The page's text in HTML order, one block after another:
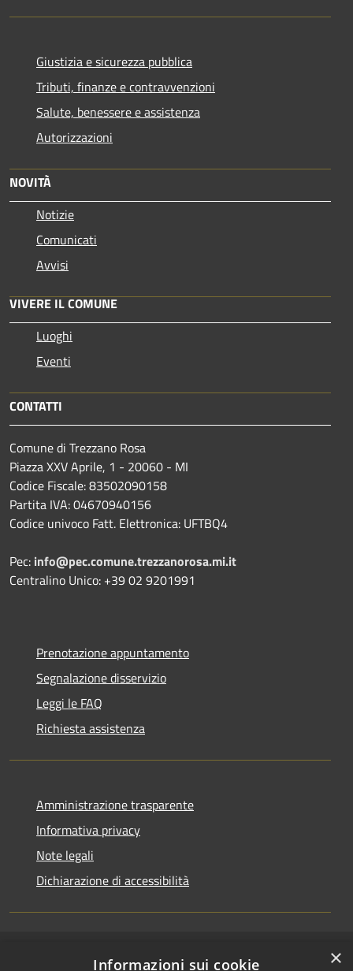
Giustizia e sicurezza pubblica
Tributi, finanze e contravvenzioni
Salute, benessere e assistenza
Autorizzazioni
NOVITÀ
Notizie
Comunicati
Avvisi
VIVERE IL COMUNE
Luoghi
Eventi
CONTATTI
Comune di Trezzano Rosa
Piazza XXV Aprile, 1 - 20060 - MI
Codice Fiscale: 83502090158
Partita IVA: 04670940156
Codice univoco Fatt. Elettronica: UFTBQ4
Pec: info@pec.comune.trezzanorosa.mi.it
Centralino Unico: +39 02 9201991
Prenotazione appuntamento
Segnalazione disservizio
Leggi le FAQ
Richiesta assistenza
Amministrazione trasparente
Informativa privacy
Note legali
Dichiarazione di accessibilità
Accesso redazione ×
Informazioni sui cookie